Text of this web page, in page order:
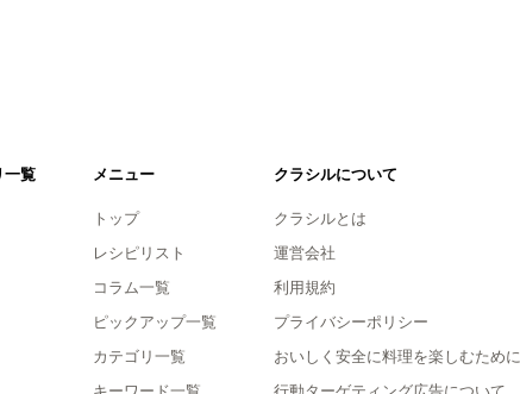
一覧 メニュー
トップ
レシピリスト
コラム一覧
ピックアップ一覧
カテゴリ一覧
クラシルについて
クラシルとは
運営会社
利用規約
プライバシーポリシー
おいしく安全に料理を楽しむために